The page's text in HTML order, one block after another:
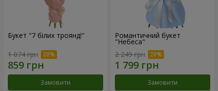
Букет "7 білих троянд!"
1 074 грн
Замовити
Романтичний букет
"Небеса"
2 249 грн
Замовити